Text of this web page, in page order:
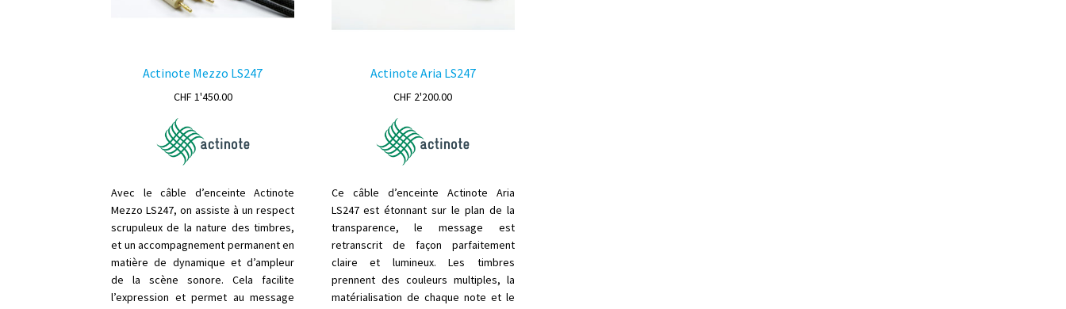
Actinote Mezzo LS247
CHF1'450.00
Avec le câble d’enceinte Actinote
Mezzo LS247, on assiste à un respect
scrupuleux de la nature des timbres,
et un accompagnement permanent en
matière de dynamique et d’ampleur
de la scène sonore. Cela facilite
l’expression et permet au message
Actinote Aria LS247
CHF 2'200.00
Ce câble d’enceinte Actinote Aria
LS247 est étonnant sur le plan de la
transparence, le message est
retranscrit de façon parfaitement
claire et lumineux. Les timbres
prennent des couleurs multiples, la
matérialisation de chaque note et le